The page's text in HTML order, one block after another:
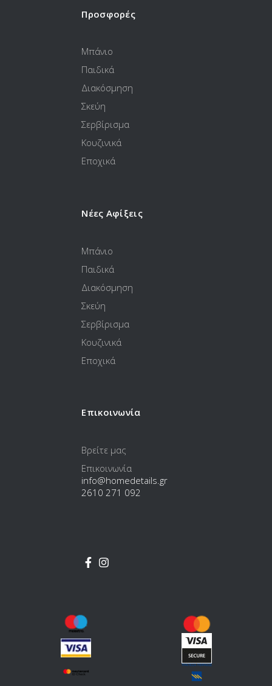
Προσφορές
Μπάνιο
Παιδικά
Διακόσμηση
Σκεύη
Σερβίρισμα
Κουζινικά
Εποχικά
Νέες Αφίξεις
Μπάνιο
Παιδικά
Διακόσμηση
Σκεύη
Σερβίρισμα
Κουζινικά
Εποχικά
Επικοινωνία
Βρείτε μας
Επικοινωνία
info@homedetails.gr
2610 271 092